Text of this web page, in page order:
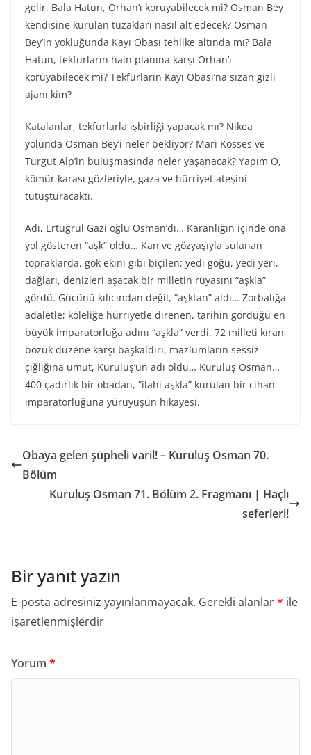
gelir. Bala Hatun, Orhan’ı koruyabilecek mi? Osman Bey
kendisine kurulan tuzakları nasıl alt edecek? Osman
Bey’in yokluğunda Kayı Obası tehlike altında mı? Bala
Hatun, tekfurların hain planına karşı Orhan’ı
koruyabilecek mi? Tekfurların Kayı Obası’na sızan gizli
ajanı kim?
Katalanlar, tekfurlarla işbirliği yapacak mı? Nikea
yolunda Osman Bey’i neler bekliyor? Mari Kosses ve
Turgut Alp’in buluşmasında neler yaşanacak? Yapım O,
kömür karası gözleriyle, gaza ve hürriyet ateşini
tutuşturacaktı.
Adı, Ertuğrul Gazi oğlu Osman’dı… Karanlığın içinde ona
yol gösteren “aşk” oldu… Kan ve gözyaşıyla sulanan
topraklarda, gök ekini gibi biçilen; yedi göğü, yedi yeri,
dağları, denizleri aşacak bir milletin rüyasını “aşkla”
gördü. Gücünü kılıcından değil, “aşktan” aldı… Zorbalığa
adaletle; köleliğe hürriyetle direnen, tarihin gördüğü en
büyük imparatorluğa adını “aşkla” verdi. 72 milleti kıran
bozuk düzene karşı başkaldırı, mazlumların sessiz
çığlığına umut, Kuruluş’un adı oldu… Kuruluş Osman…
400 çadırlık bir obadan, “ilahi aşkla” kurulan bir cihan
imparatorluğuna yürüyüşün hikayesi.
Obaya gelen şüpheli varil! – Kuruluş Osman 70.
Bölüm
Kuruluş Osman 71. Bölüm 2. Fragmanı | Haçlı
seferleri!
Bir yanıt yazın
E-posta adresiniz yayınlanmayacak. Gerekli alanlar* ile
işaretlenmişlerdir
Yorum *